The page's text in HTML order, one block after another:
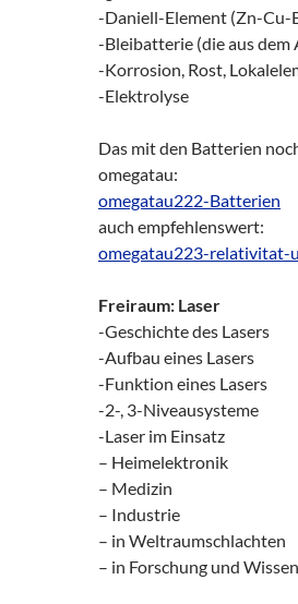
-Daniell-Element (Zn-Cu-
-Bleibatterie (die aus dem
-Korrosion, Rost,
-Elektrolyse
Das mit den Batterien
omegatau:
omegatau222-Batterien
auch empfehlenswert:
omegatau223-relativitat-
Freiraum: Laser
-Geschichte des Lasers
-Aufbau eines Lasers
-Funktion eines Lasers
-2-, 3-Niveausysteme
-Laser im Einsatz
– Heimelektronik
– Medizin
– Industrie
– in Weltraumschlachten
– in Forschung und